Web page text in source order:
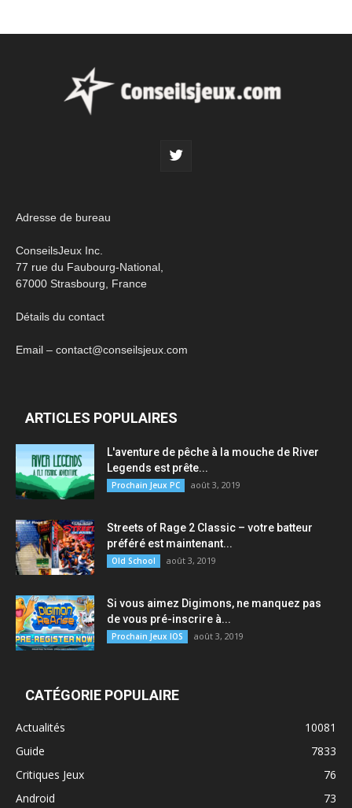
Adresse de bureau
ConseilsJeux Inc.
77 rue du Faubourg-National,
67000 Strasbourg, France
Détails du contact
Email – contact@conseilsjeux.com
ARTICLES POPULAIRES
L'aventure de pêche à la mouche de River
Legends est prête...
Prochain Jeux PC août 3, 2019
Streets of Rage 2 Classic – votre batteur
préféré est maintenant...
Old School août 3, 2019
Si vous aimez Digimons, ne manquez pas
de vous pré-inscrire à...
Prochain Jeux IOS août 3, 2019
CATÉGORIE POPULAIRE
Actualités
10081
Guide
7833
Critiques Jeux
76
Android
73